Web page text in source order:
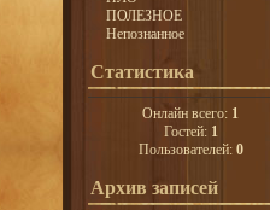
ПОЛЕЗНОЕ
Непознанное
Статистика
Онлайн всего: 1
Гостей: 1
Пользователей: 0
Архив записей